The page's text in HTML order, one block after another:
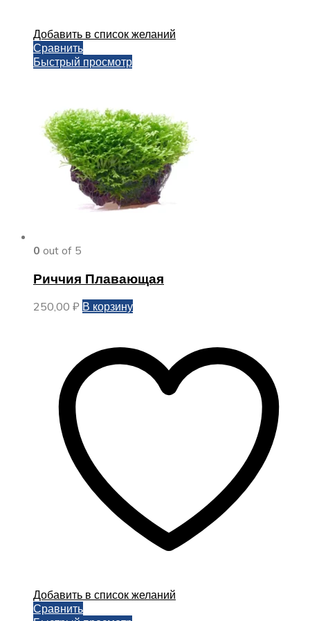
Добавить в список желаний
Сравнить
Быстрый просмотр
0 out of 5
Риччия Плавающая
250,00 ₽ В корзину
Добавить в список желаний
Сравнить